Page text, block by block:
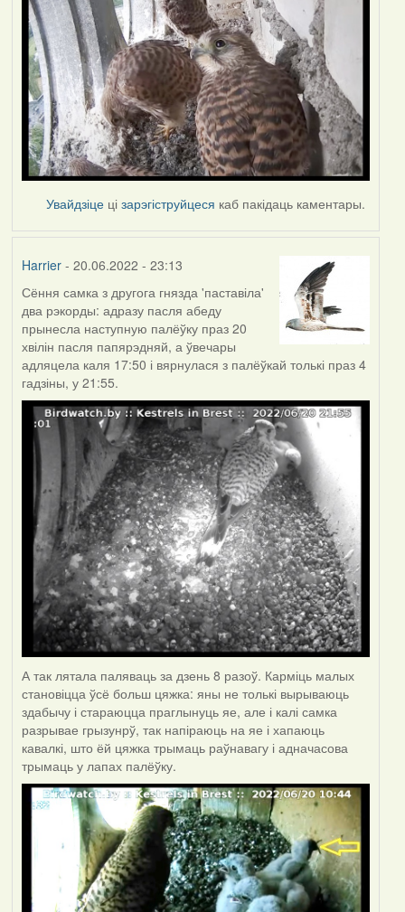
Увайдзіце цізарэгіструйцеся каб пакідаць каментары.
Harrier- 20.06.2022 - 23:13
Сёння самка з другога гнязда 'паставіла'
два рэкорды: адразу пасля абеду
прынесла наступную палёўку праз 20
хвілін пасля папярэдняй, а ўвечары
адляцела каля 17:50 і вярнулася з палёўкай толькі праз 4
гадзіны, у 21:55.
А так лятала паляваць за дзень 8 разоў. Карміць малых
становіцца ўсё больш цяжка: яны не толькі вырываюць
здабычу і стараюцца праглынуць яе, але і калі самка
разрывае грызунрў, так напіраюць на яе і хапаюць
кавалкі, што ёй цяжка трымаць раўнавагу і адначасова
трымаць у лапах палёўку.